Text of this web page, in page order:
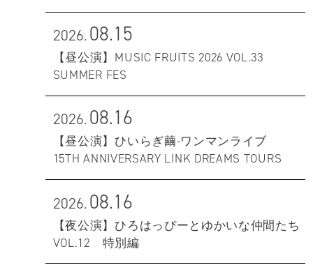
2026.08.15
【昼公演】MUSIC FRUITS 2026 VOL.33
SUMMER FES
2026.08.16
【昼公演】ひいらぎ繭-ワンマンライブ
15TH ANNIVERSARY LINK DREAMS TOURS
2026.08.16
【夜公演】ひろはっぴーとゆかいな仲間たち
VOL.12 特別編